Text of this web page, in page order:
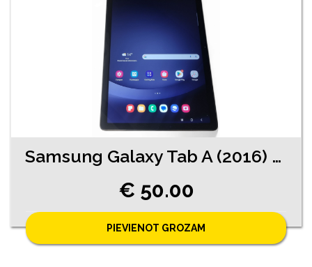
Samsung Galaxy Tab A (2016) SM-T585 ( 7710-5761)
€ 50.00
PIEVIENOT GROZAM